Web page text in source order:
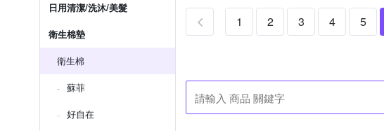
日用清潔/洗沐/美髮
衛生棉墊
衛生棉
蘇菲
好自在
1 2 3 4 5